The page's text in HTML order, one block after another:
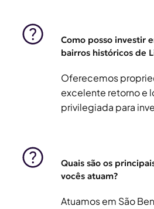
Como posso investir
bairros históricos de
Oferecemos
excelente retorno e
privilegiada para
Quais são os
vocês atuam?
Atuamos em São